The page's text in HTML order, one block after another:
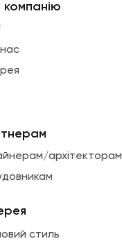
компанію
архітекторам
стиль